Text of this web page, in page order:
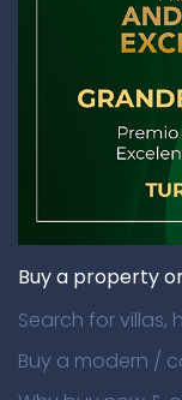
Buy a property
Search for villas,
Buy a modern /